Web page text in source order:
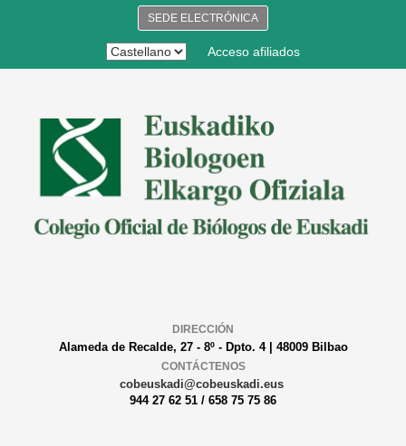
SEDE ELECTRÓNICA
Acceso afiliados
DIRECCIÓN
Alameda de Recalde, 27 - 8º - Dpto. 4 | 48009 Bilbao
CONTÁCTENOS
cobeuskadi@cobeuskadi.eus
944 27 62 51 / 658 75 75 86